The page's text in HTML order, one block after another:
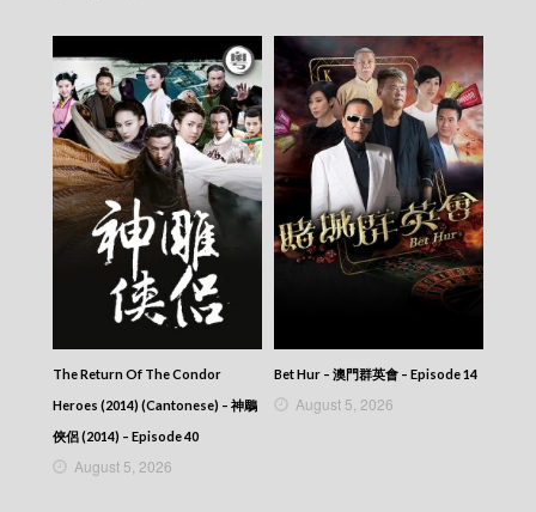
Scoop – 東張西望 (2025) – 2025-06-17
Scoop – 東張西望 (2025) – 2025-06-16
Scoop – 東張西望 (2025) – 2025-06-15
Scoop – 東張西望 (2025) – 2025-06-14
Scoop – 東張西望 (2025) – 2025-06-13
Scoop – 東張西望 (2025) – 2025-06-12
Scoop – 東張西望 (2025) – 2025-06-11
Scoop – 東張西望 (2025) – 2025-06-10
Scoop – 東張西望 (2025) – 2025-06-09
Scoop – 東張西望 (2025) – 2025-06-08
Scoop – 東張西望 (2025) – 2025-06-07
Scoop – 東張西望 (2025) – 2025-06-06
Scoop – 東張西望 (2025) – 2025-06-05
Scoop – 東張西望 (2025)
The Return Of The Condor
Heroes (2014) (Cantonese) – 神鵰
俠侶 (2014) – Episode 40
August 5, 2026
Bet Hur – 澳門群英會 – Episode 14
August 5, 2026